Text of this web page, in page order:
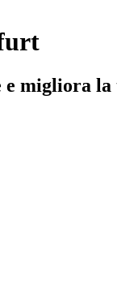
migliora la